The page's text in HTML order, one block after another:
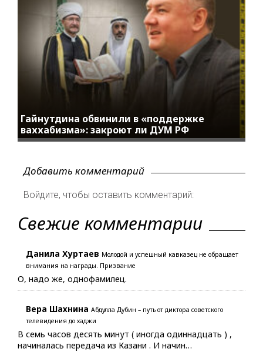
Гайнутдина обвинили в «поддержке
ваххабизма»: закроют ли ДУМ РФ
Добавить комментарий
Войдите, чтобы оставить комментарий:
Свежие комментарии
Данила Хуртаев Молодой и успешный кавказец не обращает
внимания на награды. Призвание
О, надо же, однофамилец.
Вера Шахнина Абдулла Дубин – путь от диктора советского
телевидения до хаджи
В семь часов десять минут ( иногда одиннадцать ) ,
начиналась передача из Казани . И начин…